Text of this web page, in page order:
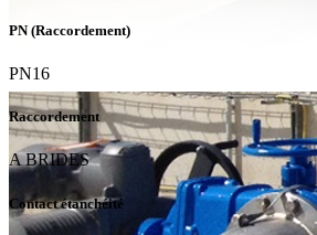
PN (Raccordement)
PN16
Raccordement
A BRIDES
Contact étanchéité